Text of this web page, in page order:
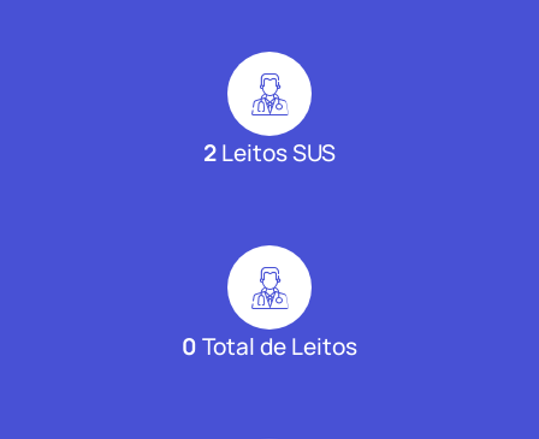
2Leitos SUS
0Total de Leitos